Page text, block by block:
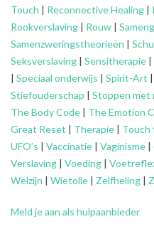
Touch | Reconnective Healing |
Rookverslaving | Rouw |
Samenzweringstheorieën |
Seksverslaving | Sensitherapie |
| Speciaal onderwijs | Spirit-Art |
Stiefouderschap | Stoppen met
The Body Code | The Emotion
Great Reset | Therapie | Touch
UFO’s | Vaccinatie | Vaginisme |
Verslaving | Voeding |
Welzijn | Wietolie | Zelfheling |
Meld je aan als hulpaanbieder